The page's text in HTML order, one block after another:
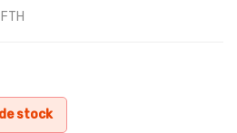
stock